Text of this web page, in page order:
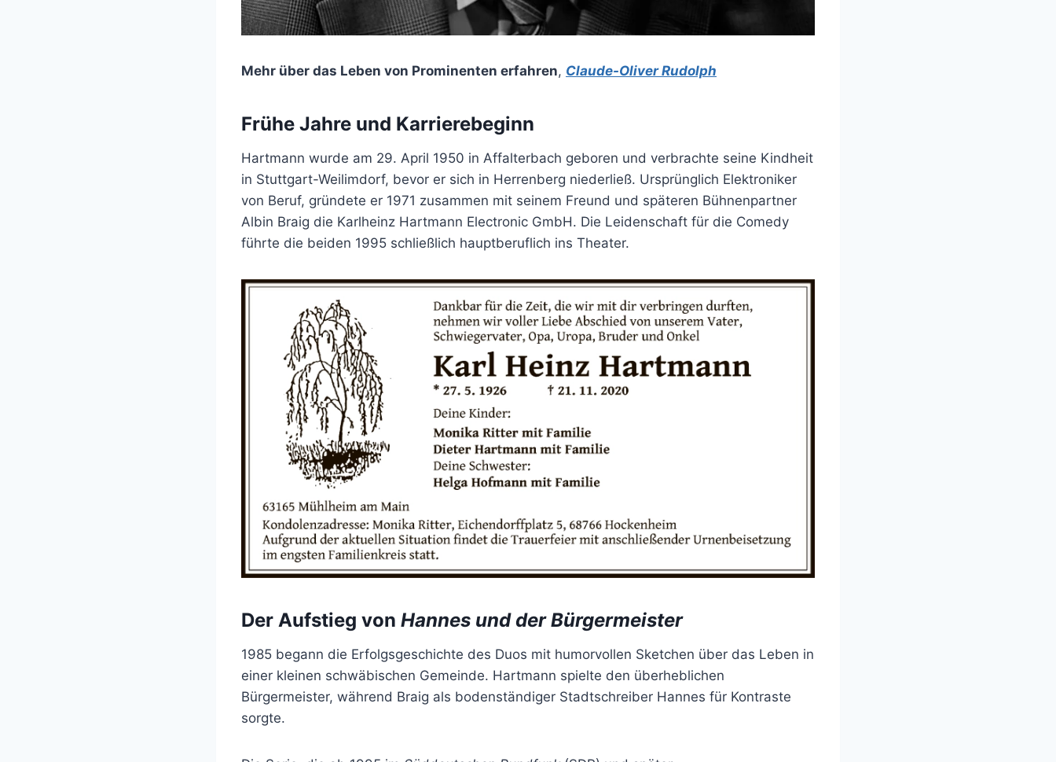
Mehr über das Leben von Prominenten erfahren, Claude-Oliver Rudolph
Frühe Jahre und Karrierebeginn
Hartmann wurde am 29. April 1950 in Affalterbach geboren und verbrachte seine Kindheit
in Stuttgart-Weilimdorf, bevor er sich in Herrenberg niederließ. Ursprünglich Elektroniker
von Beruf, gründete er 1971 zusammen mit seinem Freund und späteren Bühnenpartner
Albin Braig die Karlheinz Hartmann Electronic GmbH. Die Leidenschaft für die Comedy
führte die beiden 1995 schließlich hauptberuflich ins Theater.
Der Aufstieg von Hannes und der Bürgermeister
1985 begann die Erfolgsgeschichte des Duos mit humorvollen Sketchen über das Leben in
einer kleinen schwäbischen Gemeinde. Hartmann spielte den überheblichen
Bürgermeister, während Braig als bodenständiger Stadtschreiber Hannes für Kontraste
sorgte.